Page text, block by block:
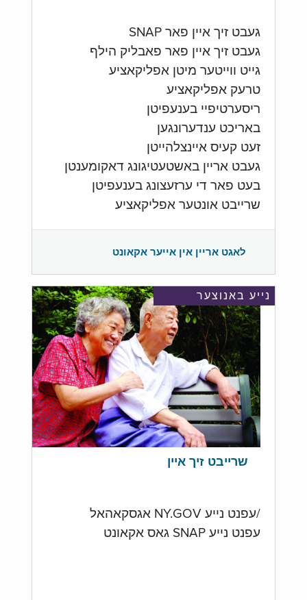
געבט זיך איין פאר SNAP
געבט זיך איין פאר פאבליק הילף
גייט ווייטער מיטן אפליקאציע
טרעק אפליקאציע
ריסערטיפיי בענעפיטן
באריכט ענדערונגען
זעט קעיס איינצלהייטן
געבט אריין באשטעטיגונג דאקומענטן
בעט פאר די ערזעצונג בענעפיטן
שרייבט אונטער אפליקאציע
לאגט אריין אין אייער אקאונט
נייע באנוצער
שרייבט זיך איין
/עפנט נייע NY.GOV אגסקאהאל
עפנט נייע SNAP גאס אקאונט